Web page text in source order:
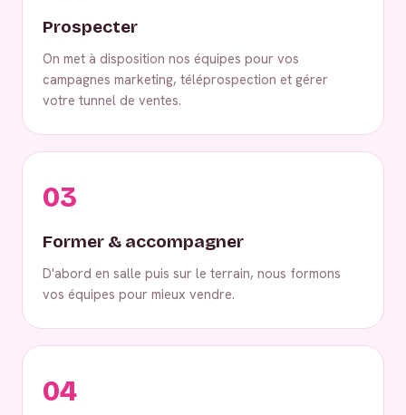
Prospecter
On met à disposition nos équipes pour vos
campagnes marketing, téléprospection et gérer
votre tunnel de ventes.
03
Former & accompagner
D'abord en salle puis sur le terrain, nous formons
vos équipes pour mieux vendre.
04